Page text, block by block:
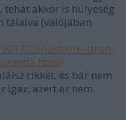
tehát akkor is hülyeség
tálalva (valójában
03/just-one-drop-
cikket, és bár nem
igaz, azért ez nem